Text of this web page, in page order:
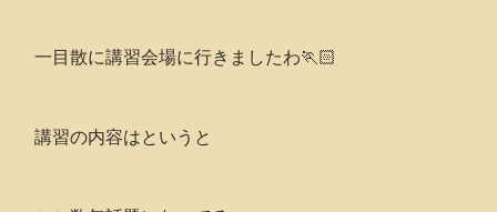
一目散に講習会場に行きましたわ🏃🏻
講習の内容はというと